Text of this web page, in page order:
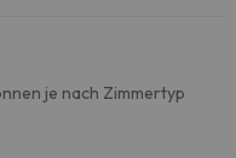
je nach Zimmertyp